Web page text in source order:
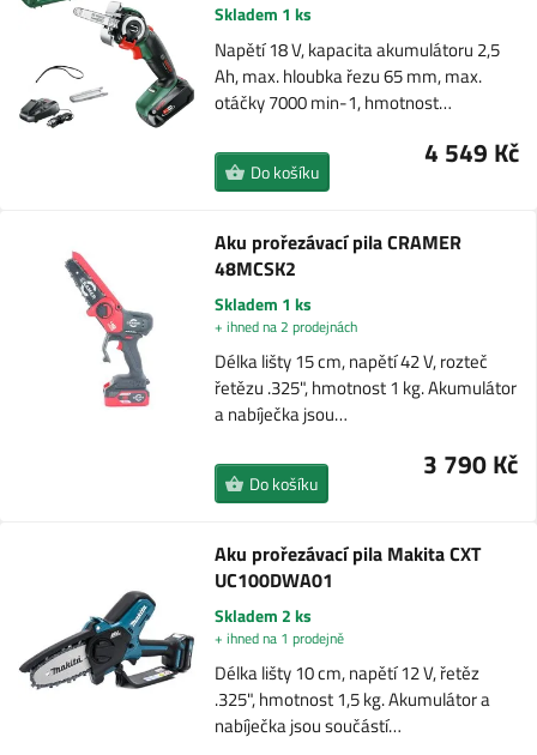
Skladem 1 ks
Napětí 18 V, kapacita akumulátoru 2,5
Ah, max. hloubka řezu 65 mm, max.
otáčky 7000 min-1, hmotnost…
4 549 Kč
Do košíku
Aku prořezávací pila CRAMER
48MCSK2
Skladem 1 ks
+ ihned na 2 prodejnách
Délka lišty 15 cm, napětí 42 V, rozteč
řetězu .325", hmotnost 1 kg. Akumulátor
a nabíječka jsou…
3 790 Kč
Do košíku
Aku prořezávací pila Makita CXT
UC100DWA01
Skladem 2 ks
+ ihned na 1 prodejně
Délka lišty 10 cm, napětí 12 V, řetěz
.325", hmotnost 1,5 kg. Akumulátor a
nabíječka jsou součástí…